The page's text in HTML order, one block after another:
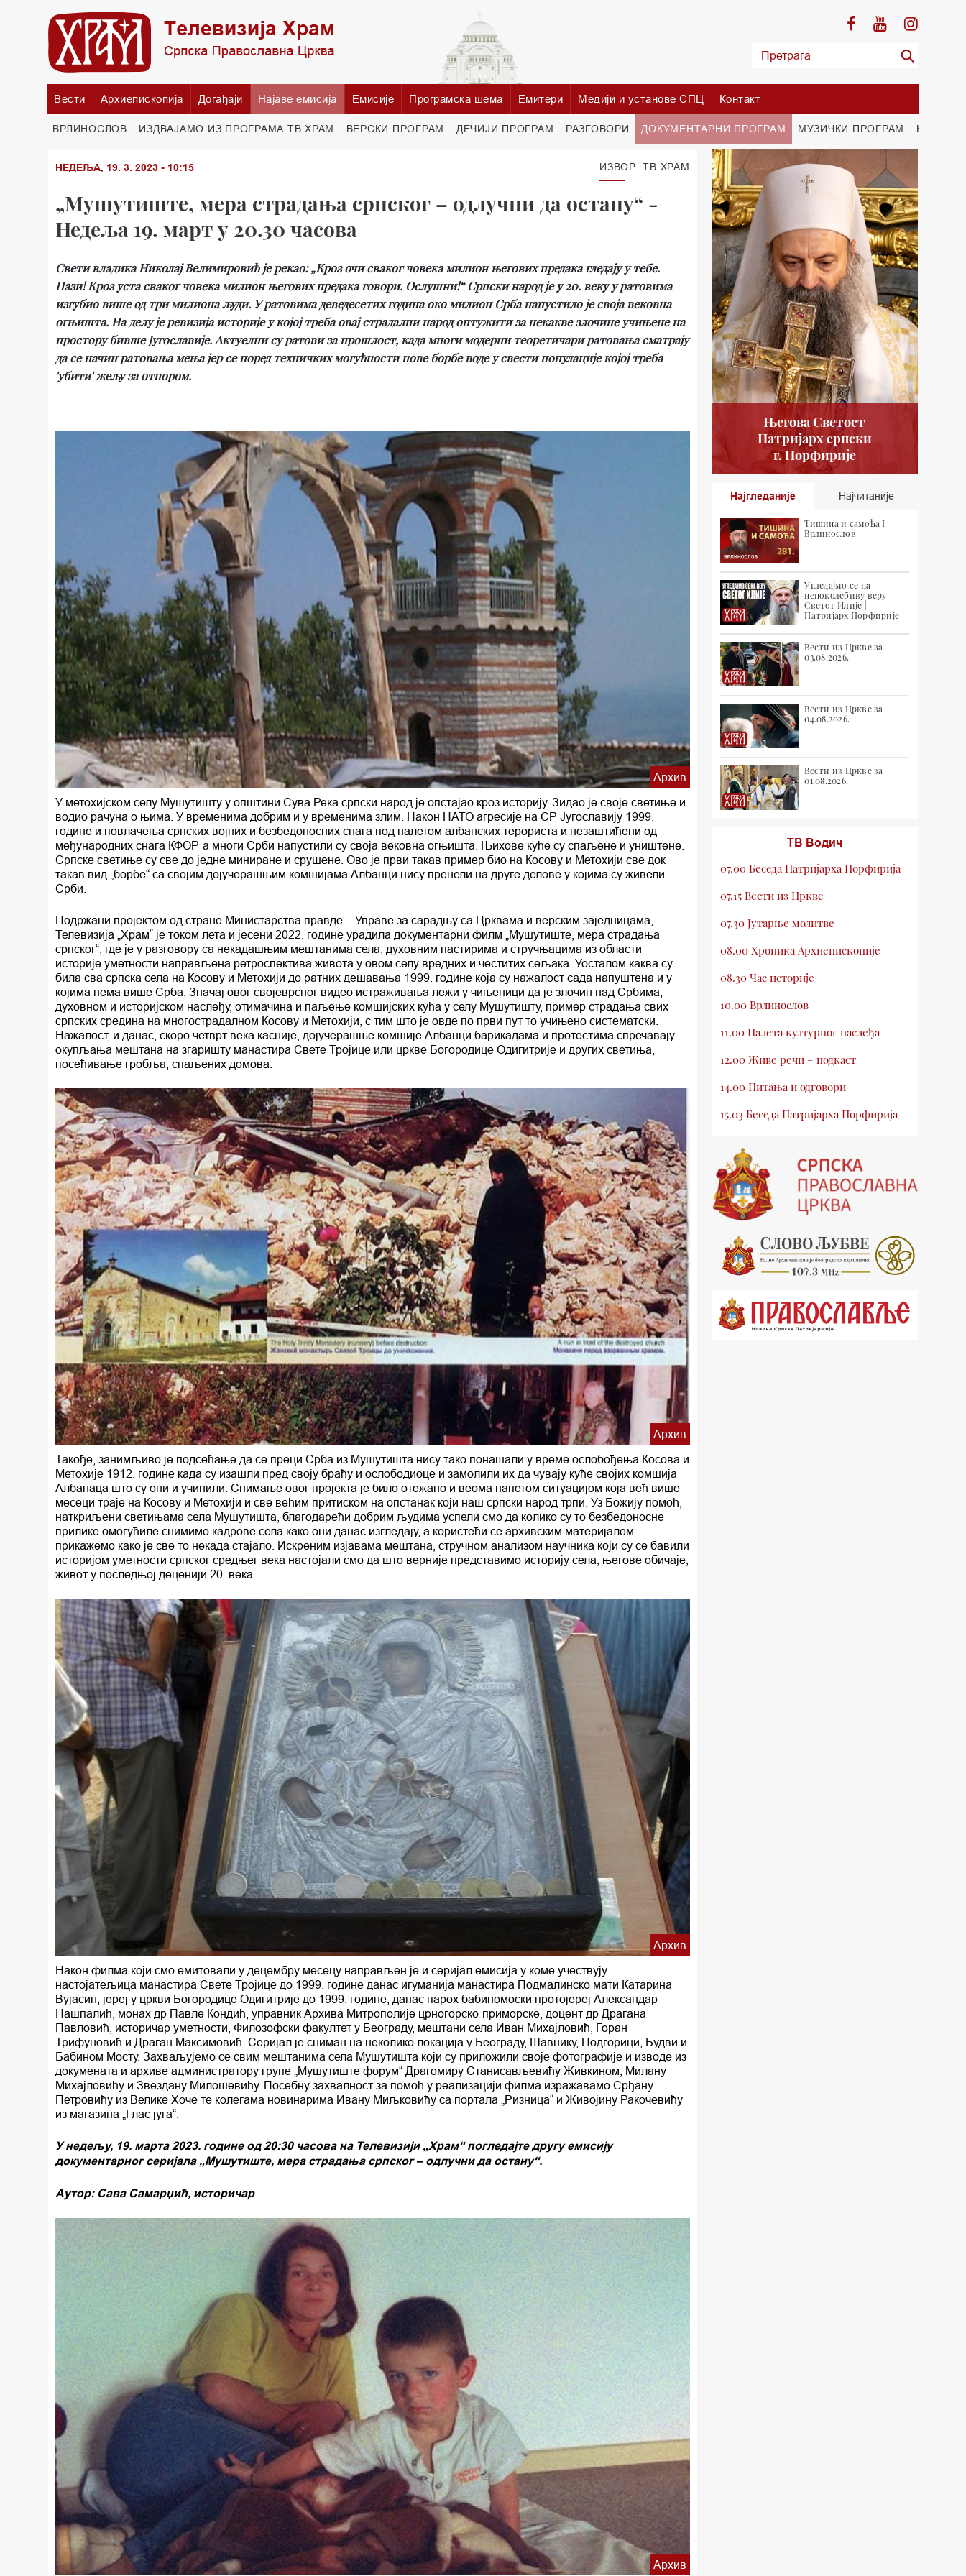
Вести Архиепископија Догађаји Најаве емисија Емисије Програмска шема Емитери Медији и установе СПЦ Контакт
ВРЛИНОСЛОВ ИЗДВАЈАМО ИЗ ПРОГРАМА ТВ ХРАМ ВЕРСКИ ПРОГРАМ ДЕЧИЈИ ПРОГРАМ РАЗГОВОРИ ДОКУМЕНТАРНИ ПРОГРАМ МУЗИЧКИ ПРОГРАМ
НЕДЕЉА, 19. 3. 2023 - 10:15 ИЗВОР: TВ ХРАМ
„Мушутиште, мера страдања српског – одлучни да остану“ -
Недеља 19. март у 20.30 часова
Свети владика Николај Велимировић је рекао: „Кроз очи сваког човека милион његових предака гледају у тебе.
Пази! Кроз уста сваког човека милион његових предака говори. Ослушни!“ Српски народ је у 20. веку у ратовима
изгубио више од три милиона људи. У ратовима деведесетих година око милион Срба напустило је своја вековна
огњишта. На делу је ревизија историје у којој треба овај страдални народ оптужити за некакве злочине учињене на
простору бивше Југославије. Актуелни су ратови за прошлост, када многи модерни теоретичари ратовања сматрају
да се начин ратовања мења јер се поред техничких могућности нове борбе воде у свести популације којој треба
'убити' жељу за отпором.
Архив
У метохијском селу Мушутишту у општини Сува Река српски народ је опстајао кроз историју. Зидао је своје светиње и
водио рачуна о њима. У временима добрим и у временима злим. Након НАТО агресије на СР Југославију 1999.
године и повлачења српских војних и безбедоносних снага под налетом албанских терориста и незаштићени од
међународних снага КФОР-а многи Срби напустили су своја вековна огњишта. Њихове куће су спаљене и уништене.
Српске светиње су све до једне миниране и срушене. Ово је први такав пример био на Косову и Метохији све док
такав вид „борбе“ са својим дојучерашњим комшијама Албанци нису пренели на друге делове у којима су живели
Срби.
Подржани пројектом од стране Министарства правде – Управе за сарадњу са Црквама и верским заједницама,
Телевизија „Храм“ је током лета и јесени 2022. године урадила документарни филм „Мушутиште, мера страдања
српског“, где је у разговору са некадашњим мештанима села, духовним пастирима и стручњацима из области
историје уметности направљена ретроспектива живота у овом селу вредних и честитих сељака. Уосталом каква су
била сва српска села на Косову и Метохији до ратних дешавања 1999. године која су нажалост сада напуштена и у
којима нема више Срба. Значај овог својеврсног видео истраживања лежи у чињеници да је злочин над Србима,
духовном и историјском наслеђу, отимачина и паљење комшијских кућа у селу Мушутишту, пример страдања свих
српских средина на многострадалном Косову и Метохији, с тим што је овде по први пут то учињено систематски.
Нажалост, и данас, скоро четврт века касније, дојучерашње комшије Албанци барикадама и протестима спречавају
окупљања мештана на згаришту манастира Свете Тројице или цркве Богородице Одигитрије и других светиња,
посећивање гробља, спаљених домова.
Архив
Такође, занимљиво је подсећање да се преци Срба из Мушутишта нису тако понашали у време ослобођења Косова и
Метохије 1912. године када су изашли пред своју браћу и ослободиоце и замолили их да чувају куће својих комшија
Албанаца што су они и учинили. Снимање овог пројекта је било отежано и веома напетом ситуацијом која већ више
месеци траје на Косову и Метохији и све већим притиском на опстанак који наш српски народ трпи. Уз Божију помоћ,
наткриљени светињама села Мушутишта, благодарећи добрим људима успели смо да колико су то безбедоносне
прилике омогућиле снимимо кадрове села како они данас изгледају, а користећи се архивским материјалом
прикажемо како је све то некада стајало. Искреним изјавама мештана, стручном анализом научника који су се бавили
историјом уметности српског средњег века настојали смо да што верније представимо историју села, његове обичаје,
живот у последњој деценији 20. века.
Архив
Након филма који смо емитовали у децембру месецу направљен је и серијал емисија у коме учествују
настојатељица манастира Свете Тројице до 1999. године данас игуманија манастира Подмалинско мати Катарина
Вујасин, јереј у цркви Богородице Одигитрије до 1999. године, данас парох бабиномоски протојереј Александар
Нашпалић, монах др Павле Кондић, управник Архива Митрополије црногорско-приморске, доцент др Драгана
Павловић, историчар уметности, Филозофски факултет у Београду, мештани села Иван Михајловић, Горан
Трифуновић и Драган Максимовић. Серијал је сниман на неколико локација у Београду, Шавнику, Подгорици, Будви и
Бабином Мосту. Захваљујемо се свим мештанима села Мушутишта који су приложили своје фотографије и изводе из
докумената и архиве администратору групе „Мушутиште форум“ Драгомиру Станисављевићу Живкином, Милану
Михајловићу и Звездану Милошевићу. Посебну захвалност за помоћ у реализацији филма изражавамо Срђану
Петровићу из Велике Хоче те колегама новинарима Ивану Миљковићу са портала „Ризница“ и Живојину Ракочевићу
из магазина „Глас југа“.
У недељу, 19. марта 2023. године од 20:30 часова на Телевизији „Храм“ погледајте другу емисију
документарног серијала „Мушутиште, мера страдања српског – одлучни да остану“.
Аутор: Сава Самарџић, историчар
Архив
Његова Светост
Патријарх српски
г. Порфирије
Најгледаније Најчитаније
Тишина и самоћа I
Врлинослов
Угледајмо се на
непоколебиву веру
Светог Илије |
Патријарх Порфирије
Вести из Цркве за
03.08.2026.
Вести из Цркве за
04.08.2026.
Вести из Цркве за
01.08.2026.
ТВ Водич
07.00 Беседа Патријарха Порфирија
07.15 Вести из Цркве
07.30 Јутарње молитве
08.00 Хроника Архиепископије
08.30 Час историје
10.00 Врлинослов
11.00 Палета културног наслеђа
12.00 Живе речи – подкаст
14.00 Питања и одговори
15.03 Беседа Патријарха Порфирија
15.30 Млади у Цркви
16.03 Српски јерарси
16.30 Хроника Архиепископије
17.03 Фолклор магазин
17.30 Тврђаве Дунава
18.03 Кроз историју Београда
18.30 Врлинослов